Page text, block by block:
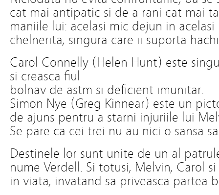
cat mai antipatic si de a rani cat mai
maniile lui: acelasi mic dejun in
chelnerita, singura care ii suporta
Carol Connelly (Helen Hunt) este
si creasca fiul
bolnav de astm si deficient imunitar.
Simon Nye (Greg Kinnear) este un
de ajuns pentru a starni injuriile lui
Se pare ca cei trei nu au nici o sansa
Destinele lor sunt unite de un al
nume Verdell. Si totusi, Melvin, Carol
in viata, invatand sa priveasca partea